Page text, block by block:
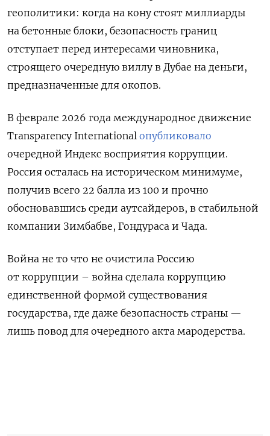
геополитики: когда на кону стоят миллиарды
на бетонные блоки, безопасность границ
отступает перед интересами чиновника,
строящего очередную виллу в Дубае на деньги,
предназначенные для окопов.
В феврале 2026 года международное движение
Transparency International опубликовало
очередной Индекс восприятия коррупции.
Россия осталась на историческом минимуме,
получив всего 22 балла из 100 и прочно
обосновавшись среди аутсайдеров, в стабильной
компании Зимбабве, Гондураса и Чада.
Война не то что не очистила Россию
от коррупции – война сделала коррупцию
единственной формой существования
государства, где даже безопасность страны —
лишь повод для очередного акта мародерства.